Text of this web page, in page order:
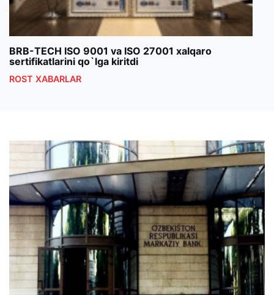
BRB-TECH ISO 9001 va ISO 27001 xalqaro
sertifikatlarini qo`lga kiritdi
ROST XABARLAR